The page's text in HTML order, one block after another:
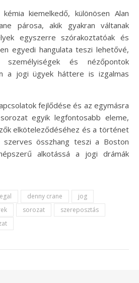
kiemelkedő, különösen Alan
párosa, akik gyakran váltanak
egyszerre szórakoztatóak és
egyedi hangulata teszi lehetővé,
és nézőpontok
a jogi ügyek háttere is izgalmas
fejlődése és az egymásra
egyik legfontosabb eleme,
elköteleződéséhez és a történet
szerves összhang teszi a Boston
alkotássá a jogi drámák
denny crane
jog
sorozat
szereposztás